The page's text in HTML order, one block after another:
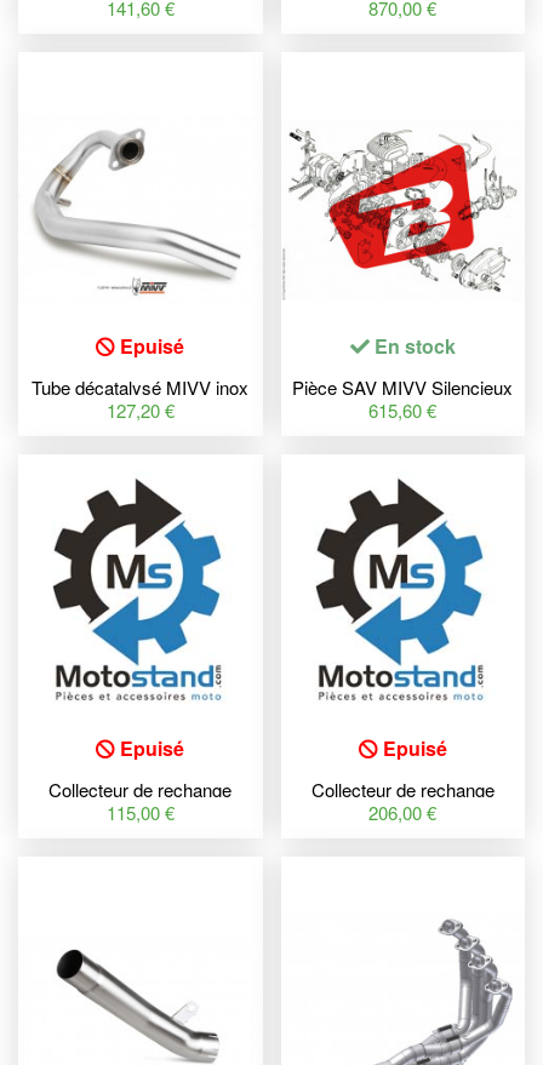
KTM RC125
141,60 € Kawasaki Z900
870,00 €
Epuisé
Tube décatalysé MIVV inox
Yamaha WR125R/X
127,20 €
En stock
Pièce SAV MIVV Silencieux
GP Titane
615,60 €
Epuisé
Collecteur de rechange
YASUNI - TUB351 Yamaha
115,00 €
Epuisé
Collecteur de rechange
YASUNI - TUB1200
206,00 €